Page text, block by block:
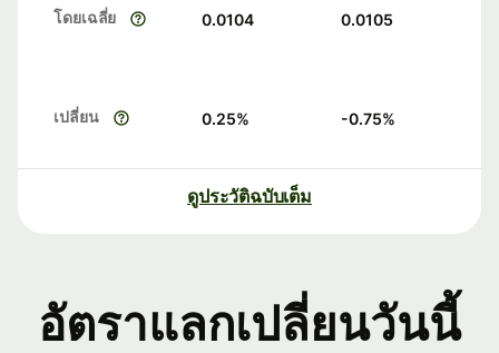
โดยเฉลี่ย 0.0104 0.0105
เปลี่ยน 0.25% -0.75%
ดูประวัติฉบับเต็ม
อัตราแลกเปลี่ยนวันนี้